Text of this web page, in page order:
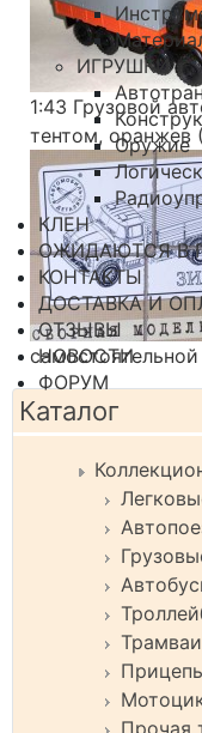
ИГРУШКИ
Оружие
КЛЕН
ОЖИДАЮТСЯ В
КОНТАКТЫ
ДОСТАВКА И
ОТЗЫВЫ
НОВОСТИ
ФОРУМ
1:43 Грузовой
тентом, оранжев
Каталог
Трамваи
Прочая